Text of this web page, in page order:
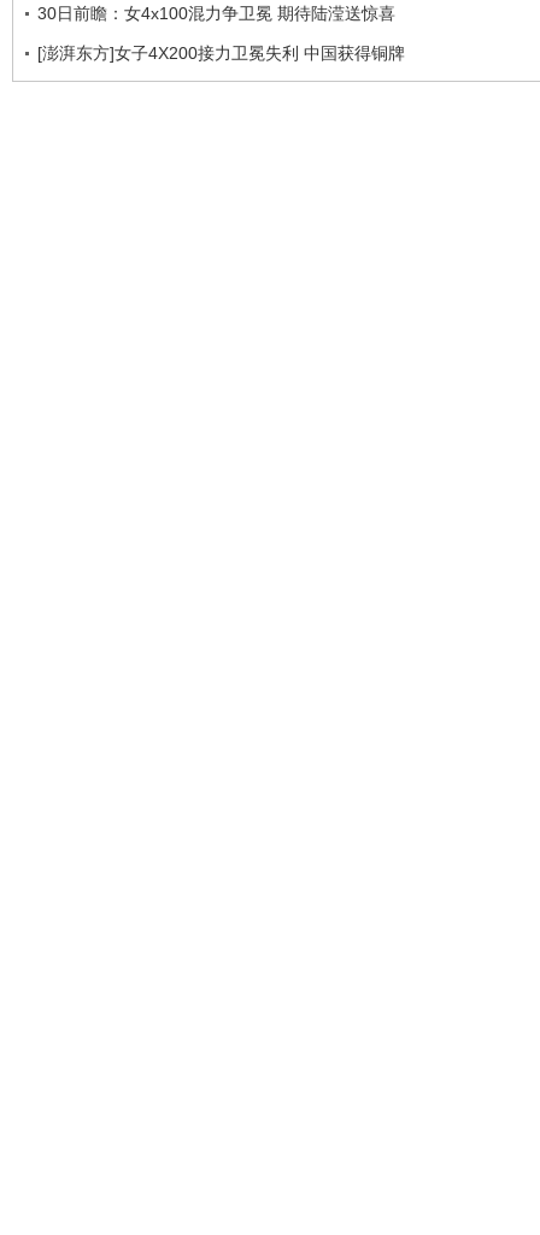
30日前瞻：女4x100混力争卫冕 期待陆滢送惊喜
[澎湃东方]女子4X200接力卫冕失利 中国获得铜牌